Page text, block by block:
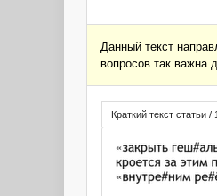
Данный текст
вопросов так важна
Краткий текст статьи